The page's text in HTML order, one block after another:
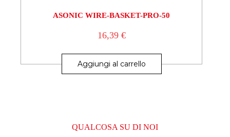
ASONIC WIRE-BASKET-PRO-50
16,39 €
Aggiungi al carrello
QUALCOSA SU DI NOI